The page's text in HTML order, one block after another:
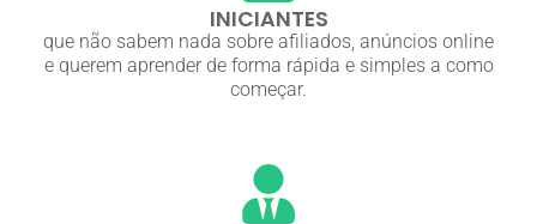
INICIANTES
que não sabem nada sobre afiliados, anúncios online
e querem aprender de forma rápida e simples a como
começar.